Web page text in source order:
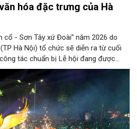
hóa đặc trưng của Hà
cổ - Sơn Tây xứ Đoài” năm 2026 do
Hà Nội) tổ chức sẽ diễn ra từ cuối
tác chuẩn bị Lễ hội đang được
Tây cùng các phòng, ban, ngành, đơn
trương triển khai, tạo khí thế sôi nổi,
dân và du khách một mùa Trung
bản sắc văn hóa xứ Đoài.